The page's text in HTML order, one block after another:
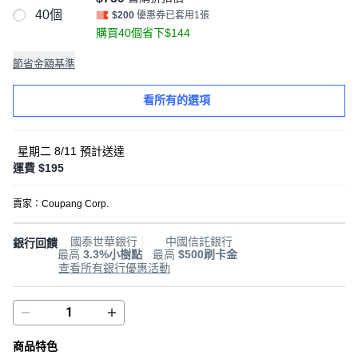
40個 $200 優惠券已套用1張
購買40個省下$144
節省金額基準
看所有的選項
星期二 8/11 預計送達
運費 $195
賣家： Coupang Corp.
銀行回饋
國泰世華銀行
最高 3.3%小樹點
中國信託銀行
最高 $500刷卡金
查看所有銀行優惠活動
商品特色